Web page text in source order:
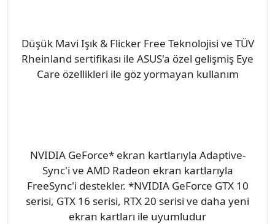
Düşük Mavi Işık & Flicker Free Teknolojisi ve TÜV
Rheinland sertifikası ile ASUS'a özel gelişmiş Eye
Care özellikleri ile göz yormayan kullanım
NVIDIA GeForce* ekran kartlarıyla Adaptive-
Sync'i ve AMD Radeon ekran kartlarıyla
FreeSync'i destekler. *NVIDIA GeForce GTX 10
serisi, GTX 16 serisi, RTX 20 serisi ve daha yeni
ekran kartları ile uyumludur